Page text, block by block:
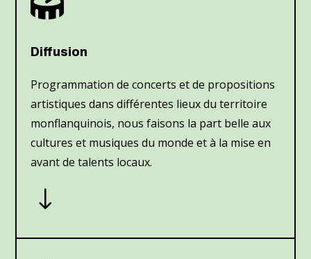
Diffusion
Programmation de concerts et de propositions
artistiques dans différentes lieux du territoire
monflanquinois, nous faisons la part belle aux
cultures et musiques du monde et à la mise en
avant de talents locaux.
"